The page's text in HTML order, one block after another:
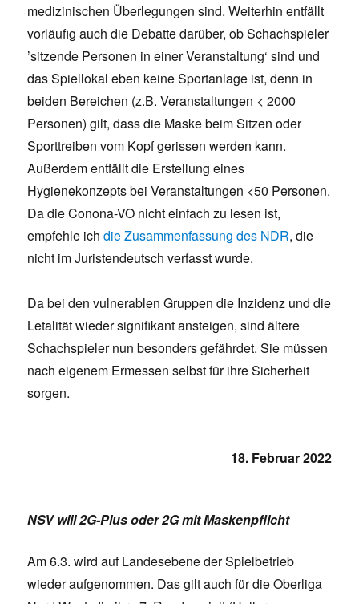
medizinischen Überlegungen sind. Weiterhin entfällt
vorläufig auch die Debatte darüber, ob Schachspieler
’sitzende Personen in einer Veranstaltung‘ sind und
das Spiellokal eben keine Sportanlage ist, denn in
beiden Bereichen (z.B. Veranstaltungen < 2000
Personen) gilt, dass die Maske beim Sitzen oder
Sporttreiben vom Kopf gerissen werden kann.
Außerdem entfällt die Erstellung eines
Hygienekonzepts bei Veranstaltungen <50 Personen.
Da die Conona-VO nicht einfach zu lesen ist,
empfehle ichdie Zusammenfassung des NDR, die
nicht im Juristendeutsch verfasst wurde.
Da bei den vulnerablen Gruppen die Inzidenz und die
Letalität wieder signifikant ansteigen, sind ältere
Schachspieler nun besonders gefährdet. Sie müssen
nach eigenem Ermessen selbst für ihre Sicherheit
sorgen.
18. Februar 2022
NSV will 2G-Plus oder 2G mit Maskenpflicht
Am 6.3. wird auf Landesebene der Spielbetrieb
wieder aufgenommen. Das gilt auch für die Oberliga